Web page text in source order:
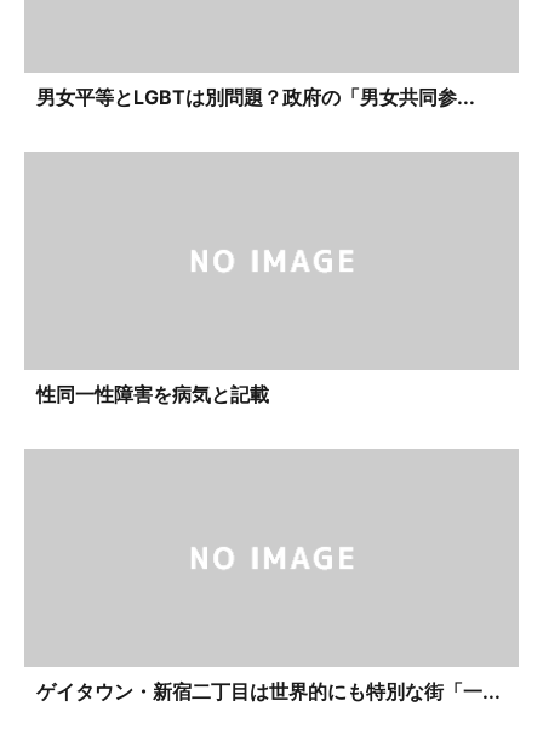
男女平等とLGBTは別問題？政府の「男女共同参...
性同一性障害を病気と記載
ゲイタウン・新宿二丁目は世界的にも特別な街「一...